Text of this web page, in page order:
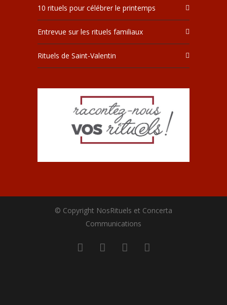
10 rituels pour célébrer le printemps
Entrevue sur les rituels familiaux
Rituels de Saint-Valentin
© Copyright NosRituels et Concerta
Communications